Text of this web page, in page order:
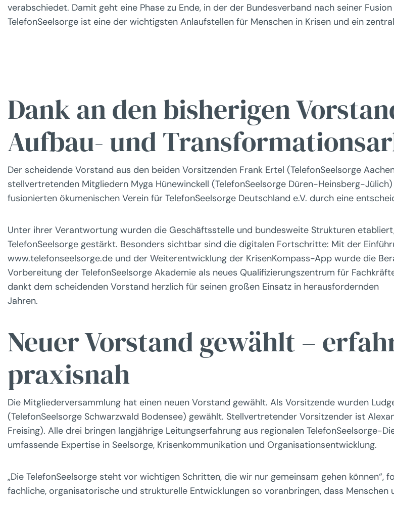
verabschiedet. Damit geht eine Phase zu Ende, in der der Bundesverband nach seiner
TelefonSeelsorge ist eine der wichtigsten Anlaufstellen für Menschen in Krisen und ein
Dank an den bisherigen
Aufbau- und
Der scheidende Vorstand aus den beiden Vorsitzenden Frank Ertel (TelefonSeelsorge
stellvertretenden Mitgliedern Myga Hünewinckell (TelefonSeelsorge Düren-Heinsberg-
fusionierten ökumenischen Verein für TelefonSeelsorge Deutschland e.V. durch eine
Unter ihrer Verantwortung wurden die Geschäftsstelle und bundesweite Strukturen
TelefonSeelsorge gestärkt. Besonders sichtbar sind die digitalen Fortschritte: Mit der
www.telefonseelsorge.de und der Weiterentwicklung der KrisenKompass-App wurde die
Vorbereitung der TelefonSeelsorge Akademie als neues Qualifizierungszentrum für
dankt dem scheidenden Vorstand herzlich für seinen großen Einsatz in herausfordernden
Jahren.
Neuer Vorstand gewählt –
praxisnah
Die Mitgliederversammlung hat einen neuen Vorstand gewählt. Als Vorsitzende wurden
(TelefonSeelsorge Schwarzwald Bodensee) gewählt. Stellvertretender Vorsitzender ist
Freising). Alle drei bringen langjährige Leitungserfahrung aus regionalen TelefonSeelsorge-
umfassende Expertise in Seelsorge, Krisenkommunikation und Organisationsentwicklung.
„Die TelefonSeelsorge steht vor wichtigen Schritten, die wir nur gemeinsam gehen
fachliche, organisatorische und strukturelle Entwicklungen so voranbringen, dass Menschen